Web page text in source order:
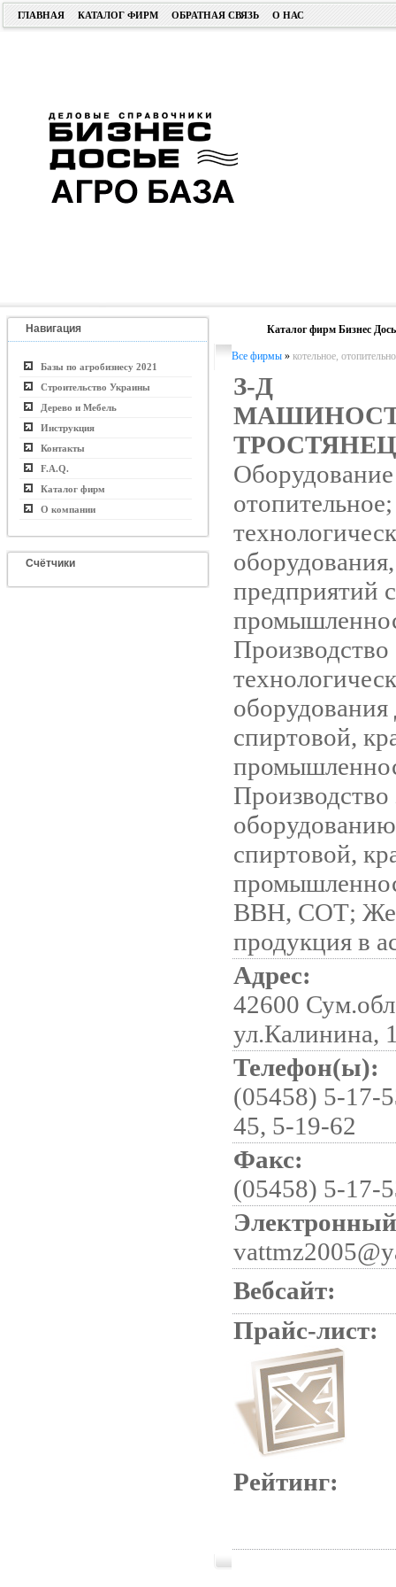
ГЛАВНАЯ КАТАЛОГ ФИРМ ОБРАТНАЯ СВЯЗЬ О НАС
Навигация
Базы по агробизнесу 2021
Строительство Украины
Дерево и Мебель
Инструкция
Контакты
F.A.Q.
Каталог фирм
О компании
Счётчики
Каталог фирм Бизнес
Все фирмы » котельное,
З-Д
предприятий
Производство
спиртовой,
Производство
спиртовой,
ВВН, СОТ;
продукция в
Адрес:
42600
ул.Калинина,
Телефон(ы):
(05458) 5-17-
45, 5-19-62
Факс:
(05458) 5-17-
Вебсайт:
Прайс-лист:
Рейтинг: